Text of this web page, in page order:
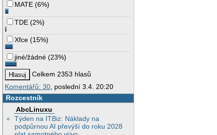
MATE (6%)
TDE (2%)
Xfce (15%)
jiné/žádné (23%)
Celkem 2353 hlasů
Komentářů: 30 , poslední 3.4. 20:20
Rozcestník
AbcLinuxu
Týden na ITBiz: Náklady na
podpůrnou AI převýší do roku 2028